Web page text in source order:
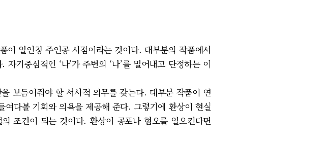
일인칭 주인공 시점이라는 것이다. 대부분의 작품에서
기중심적인 ‘나’가 주변의 ‘나’를 밀어내고 단정하는 이
보듬어줘야 할 서사적 의무를 갖는다. 대부분 작품이 연
여다볼 기회와 의욕을 제공해 준다. 그렇기에 환상이 현실
조건이 되는 것이다. 환상이 공포나 혐오를 일으킨다면